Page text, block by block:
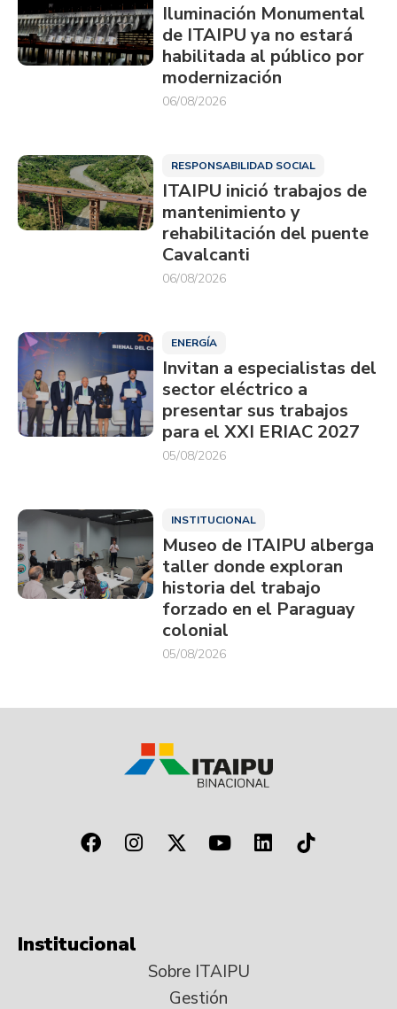
Iluminación Monumental
de ITAIPU ya no estará
habilitada al público por
modernización
06/08/2026
RESPONSABILIDAD SOCIAL
ITAIPU inició trabajos de
mantenimiento y
rehabilitación del puente
Cavalcanti
06/08/2026
ENERGÍA
Invitan a especialistas del
sector eléctrico a
presentar sus trabajos
para el XXI ERIAC 2027
05/08/2026
INSTITUCIONAL
Museo de ITAIPU alberga
taller donde exploran
historia del trabajo
forzado en el Paraguay
colonial
05/08/2026
Institucional
Sobre ITAIPU
Gestión